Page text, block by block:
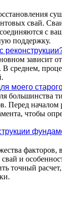
свай.
с
поддержку.
зависит
среднем,
моего
большинства
Перед
чтобы
факторов,
и
точный